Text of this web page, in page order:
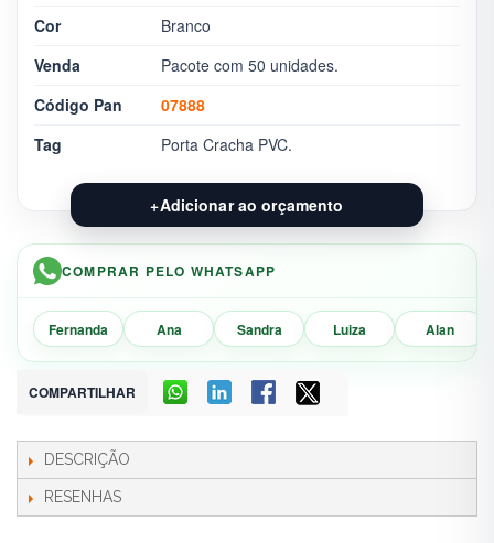
Cor
Branco
Venda
Pacote com 50 unidades.
Código Pan
07888
Tag
Porta Cracha PVC.
+Adicionar ao orçamento
COMPRAR PELO WHATSAPP
Fernanda Ana Sandra Luiza Alan
COMPARTILHAR
DESCRIÇÃO
RESENHAS